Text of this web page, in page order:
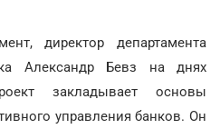
директор департамента
Александр Бевз на днях
закладывает основы
управления банков. Он